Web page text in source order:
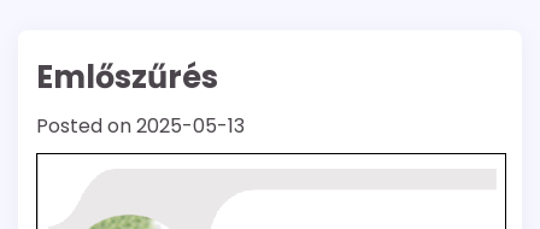
Emlőszűrés
Posted on2025-05-13